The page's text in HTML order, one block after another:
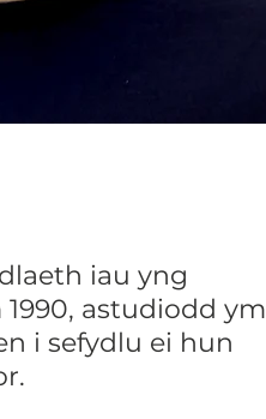
iau yng
astudiodd ym
i sefydlu ei hun